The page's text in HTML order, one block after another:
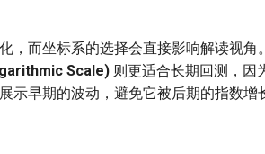
而坐标系的选择会直接影响解读视角。
Scale) 则更适合长期回测，因
示早期的波动，避免它被后期的指数增